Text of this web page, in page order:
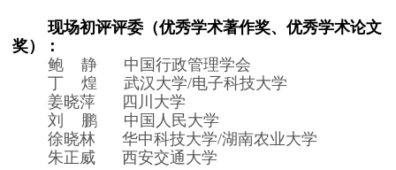
现场初评评委（优秀学术著作奖、优秀学术论文
奖）：
鲍 静 中国行政管理学会
丁 煌 武汉大学/电子科技大学
姜晓萍 四川大学
刘 鹏 中国人民大学
徐晓林 华中科技大学/湖南农业大学
朱正威 西安交通大学